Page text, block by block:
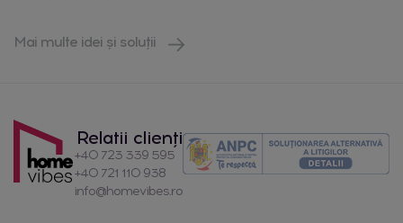
Mai multe idei și soluții
Relatii clienți
+40 723 339 595
+40 721 110 938
info@homevibes.ro